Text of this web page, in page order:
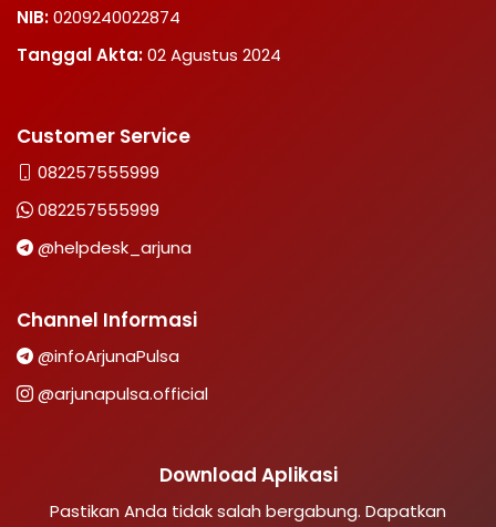
NIB:0209240022874
Tanggal Akta:02 Agustus 2024
Customer Service
082257555999
082257555999
@helpdesk_arjuna
Channel Informasi
@infoArjunaPulsa
@arjunapulsa.official
Download Aplikasi
Pastikan Anda tidak salah bergabung. Dapatkan